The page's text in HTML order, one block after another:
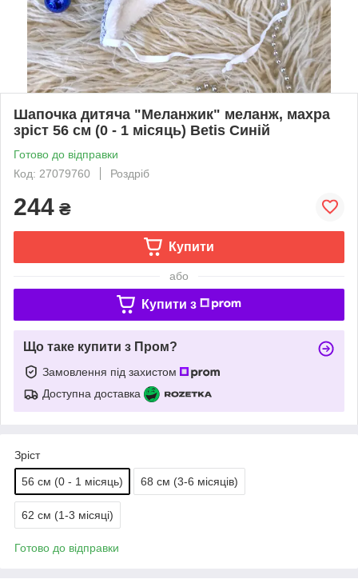
Шапочка дитяча "Меланжик" меланж, махра
зріст 56 см (0 - 1 місяць) Betis Синій
Готово до відправки
Код: 27079760
Роздріб
244 ₴
Купити
або
Купити з
Що таке купити з Пром?
Замовлення під захистом
Доступна доставка
Зріст
56 см (0 - 1 місяць) 68 см (3-6 місяців)
62 см (1-3 місяці)
Готово до відправки